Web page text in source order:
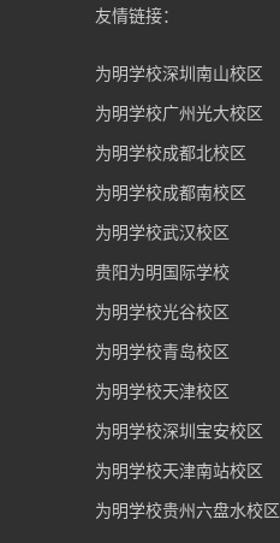
友情链接：
为明学校深圳南山校区
为明学校广州光大校区
为明学校成都北校区
为明学校成都南校区
为明学校武汉校区
贵阳为明国际学校
为明学校光谷校区
为明学校青岛校区
为明学校天津校区
为明学校深圳宝安校区
为明学校天津南站校区
为明学校贵州六盘水校区